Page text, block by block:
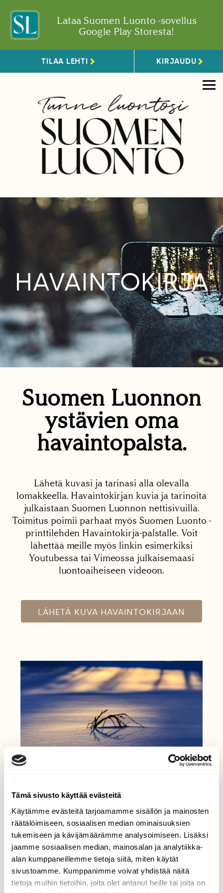
Tämä sivusto käyttää evästeitä
Käytämme evästeitä tarjoamamme sisällön ja mainosten
räätälöimiseen, sosiaalisen median ominaisuuksien
tukemiseen ja kävijämäärämme analysoimiseen. Lisäksi
jaamme sosiaalisen median, mainosalan ja analytiikka-
alan kumppaneillemme tietoja siitä, miten käytät
sivustoamme. Kumppanimme voivat yhdistää näitä
tietoja muihin tietoihin, joita olet antanut heille tai joita on
Lataa Suomen Luonto -sovellus
Google Play Storesta!
TILAA LEHTI KIRJAUDU
HAVAINTOKIRJA
Suomen Luonnon
ystävien oma
havaintopalsta.
Lähetä kuvasi ja tarinasi alla olevalla
lomakkeella. Havaintokirjan kuvia ja tarinoita
julkaistaan Suomen Luonnon nettisivuilla.
Toimitus poimii parhaat myös Suomen Luonto -
printtilehden Havaintokirja-palstalle. Voit
lähettää meille myös linkin esimerkiksi
Youtubessa tai Vimeossa julkaisemaasi
luontoaiheiseen videoon.
LÄHETÄ KUVA HAVAINTOKIRJAAN